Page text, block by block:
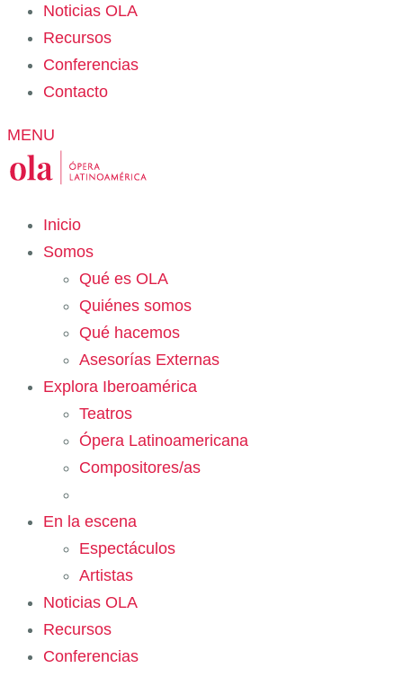
Noticias OLA
Recursos
Conferencias
Contacto
MENU
Inicio
Somos
Qué es OLA
Quiénes somos
Qué hacemos
Asesorías Externas
Explora Iberoamérica
Teatros
Ópera Latinoamericana
Compositores/as
En la escena
Espectáculos
Artistas
Noticias OLA
Recursos
Conferencias